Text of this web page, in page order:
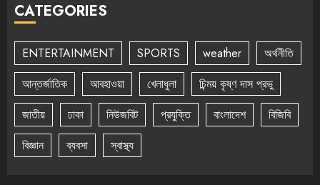
CATEGORIES
ENTERTAINMENT SPORTS weather
অর্থনীতি
আন্তর্জাতিক
আবহাওয়া খেলাধুলা
চিন্ময় কৃষ্ণ দাস প্রভু
জাতীয়
ঢাকা নিউজবিট প্রযুক্তি বাংলাদেশ
বিজিবি
বিজ্ঞান
ব্যবসা স্বাস্থ্য